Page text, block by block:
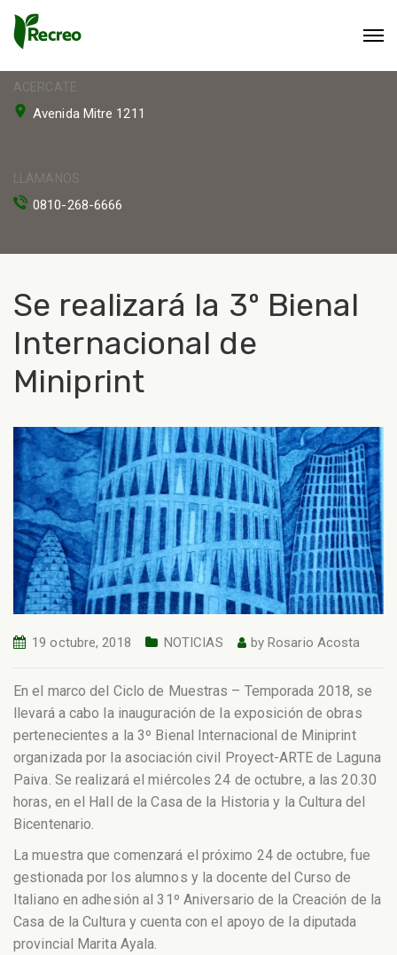
ACERCATE
Avenida Mitre 1211
LLAMANOS
0810-268-6666
Se realizará la 3º Bienal
Internacional de
Miniprint
19 octubre, 2018 NOTICIAS byRosario Acosta
En el marco del Ciclo de Muestras – Temporada 2018, se
llevará a cabo la inauguración de la exposición de obras
pertenecientes a la 3º Bienal Internacional de Miniprint
organizada por la asociación civil Proyect-ARTE de Laguna
Paiva. Se realizará el miércoles 24 de octubre, a las 20.30
horas, en el Hall de la Casa de la Historia y la Cultura del
Bicentenario.
La muestra que comenzará el próximo 24 de octubre, fue
gestionada por los alumnos y la docente del Curso de
Italiano en adhesión al 31º Aniversario de la Creación de la
Casa de la Cultura y cuenta con el apoyo de la diputada
provincial Marita Ayala.